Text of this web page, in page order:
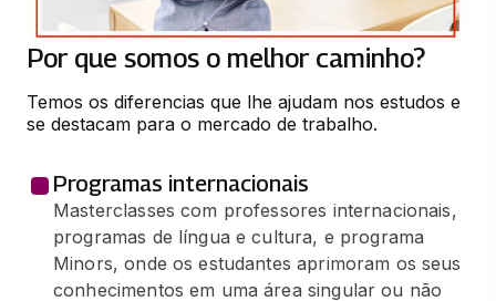
DIAGNOSTICO POR IMAGEM
50 horas
IMUNOLOGIA CLÍNICA
49 horas
MICROBIOLOGIA CLÍNICA
49 horas
POLÍTICAS E ESTRATEGIAS EM SAÚDE
Por que somos o melhor caminho?
Temos os diferencias que lhe ajudam nos estudos e
se destacam para o mercado de trabalho.
Programas internacionais
Masterclasses com professores internacionais,
programas de língua e cultura, e programa
Minors, onde os estudantes aprimoram os seus
conhecimentos em uma área singular ou não